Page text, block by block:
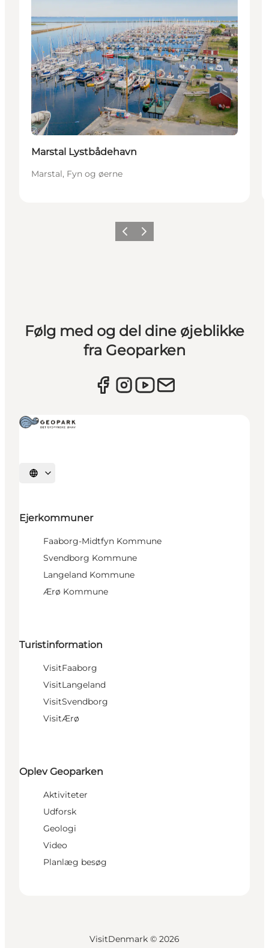
Marstal Lystbådehavn
Marstal, Fyn og øerne
ForrigeNæste
Følg med og del dine øjeblikke
fra Geoparken
Vælg sprog
Ejerkommuner
Faaborg-Midtfyn Kommune
Svendborg Kommune
Langeland Kommune
Ærø Kommune
Turistinformation
VisitFaaborg
VisitLangeland
VisitSvendborg
VisitÆrø
Oplev Geoparken
Aktiviteter
Udforsk
Geologi
Video
Planlæg besøg
VisitDenmark © 2026